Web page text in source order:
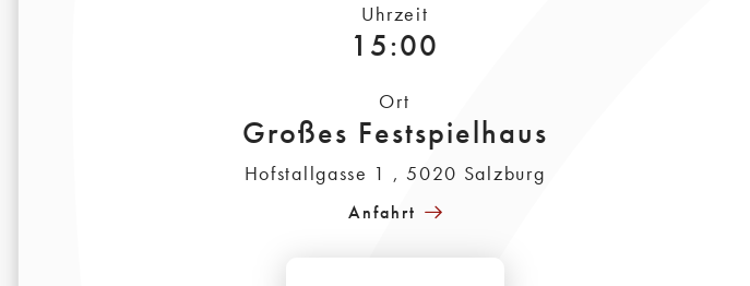
Uhrzeit
15:00
Ort
Großes Festspielhaus
Hofstallgasse 1 , 5020 Salzburg
Anfahrt